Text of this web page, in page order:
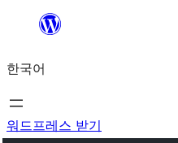
츠
로
바
한국어
워드프레스 받기